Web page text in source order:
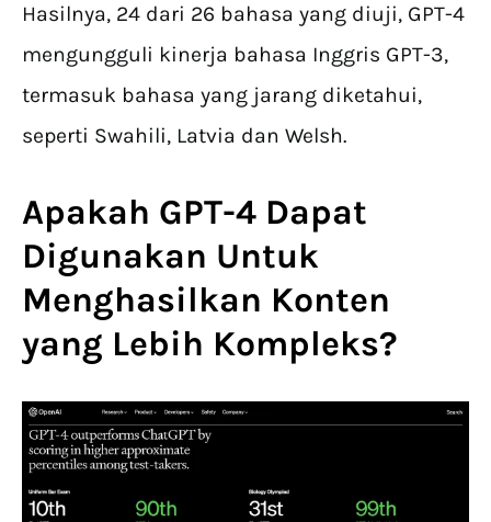
Hasilnya, 24 dari 26 bahasa yang diuji, GPT-4
mengungguli kinerja bahasa Inggris GPT-3,
termasuk bahasa yang jarang diketahui,
seperti Swahili, Latvia dan Welsh.
Apakah GPT-4 Dapat
Digunakan Untuk
Menghasilkan Konten
yang Lebih Kompleks?